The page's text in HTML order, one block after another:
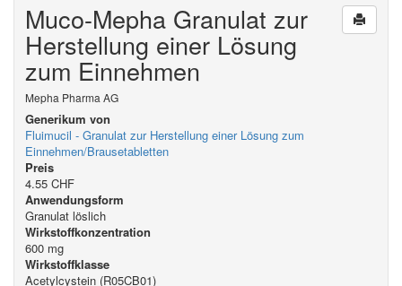
Muco-Mepha Granulat zur
Herstellung einer Lösung
zum Einnehmen
Mepha Pharma AG
Generikum von
Fluimucil - Granulat zur Herstellung einer Lösung zum
Einnehmen/Brausetabletten
Preis
4.55 CHF
Anwendungsform
Granulat löslich
Wirkstoffkonzentration
600 mg
Wirkstoffklasse
Acetylcystein (R05CB01)